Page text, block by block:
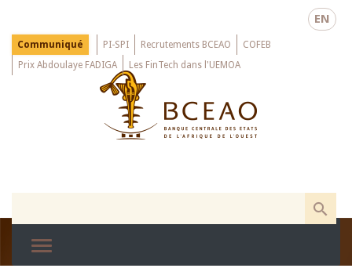
main
EN
Menu
Top
Communiqué PI-SPI Recrutements BCEAO
COFEB
Prix Abdoulaye FADIGA
Les FinTech dans l'UEMOA